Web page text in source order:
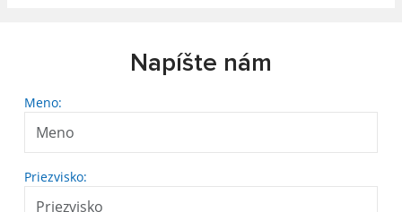
Napíšte nám
Meno:
Priezvisko: